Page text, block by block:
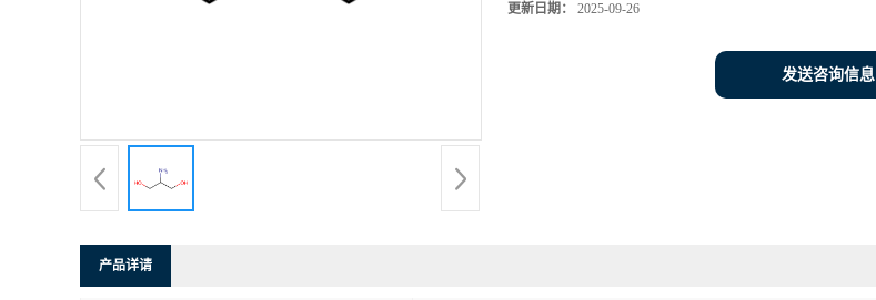
更新日期： 2025-09-26
发送咨询信息
产品详请